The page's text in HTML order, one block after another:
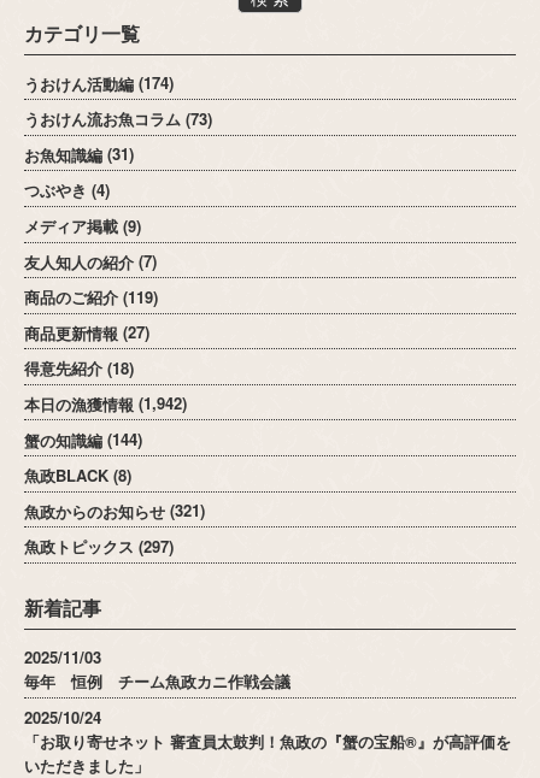
カテゴリ一覧
うおけん活動編 (174)
うおけん流お魚コラム (73)
お魚知識編 (31)
つぶやき (4)
メディア掲載 (9)
友人知人の紹介 (7)
商品のご紹介 (119)
商品更新情報 (27)
得意先紹介 (18)
本日の漁獲情報 (1,942)
蟹の知識編 (144)
魚政BLACK (8)
魚政からのお知らせ (321)
魚政トピックス (297)
新着記事
2025/11/03
毎年 恒例 チーム魚政カニ作戦会議
2025/10/24
「お取り寄せネット 審査員太鼓判！魚政の『蟹の宝船®』が高評価を
いただきました」